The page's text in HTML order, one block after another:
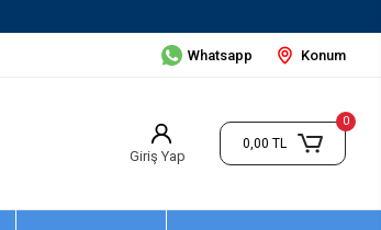
Whatsapp Konum
Giriş Yap
0
0,00 TL